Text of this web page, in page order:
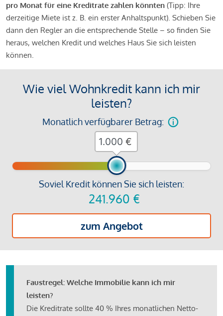
pro Monat für eine Kreditrate zahlen könnten (Tipp: Ihre
derzeitige Miete ist z. B. ein erster Anhaltspunkt). Schieben Sie
dann den Regler an die entsprechende Stelle – so finden Sie
heraus, welchen Kredit und welches Haus Sie sich leisten
können.
Wie viel Wohnkredit kann ich mir
leisten?
Monatlich verfügbarer Betrag:
Soviel Kredit können Sie sich leisten:
241.960 €
zum Angebot
€
Faustregel: Welche Immobilie kann ich mir
leisten?
Die Kreditrate sollte 40 % Ihres monatlichen Netto-